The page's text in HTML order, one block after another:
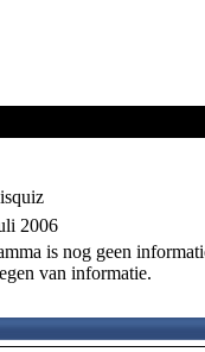
2006
is nog geen
van informatie.